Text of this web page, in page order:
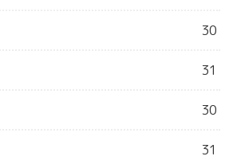
30
31
30
31